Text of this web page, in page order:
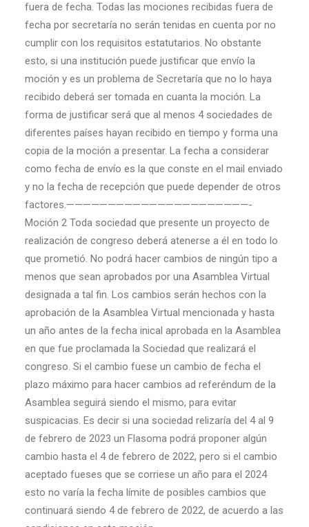
fuera de fecha. Todas las mociones recibidas fuera de
fecha por secretaría no serán tenidas en cuenta por no
cumplir con los requisitos estatutarios. No obstante
esto, si una institución puede justificar que envío la
moción y es un problema de Secretaría que no lo haya
recibido deberá ser tomada en cuanta la moción. La
forma de justificar será que al menos 4 sociedades de
diferentes países hayan recibido en tiempo y forma una
copia de la moción a presentar. La fecha a considerar
como fecha de envío es la que conste en el mail enviado
y no la fecha de recepción que puede depender de otros
factores.——————————————————————-
Moción 2 Toda sociedad que presente un proyecto de
realización de congreso deberá atenerse a él en todo lo
que prometió. No podrá hacer cambios de ningún tipo a
menos que sean aprobados por una Asamblea Virtual
designada a tal fin. Los cambios serán hechos con la
aprobación de la Asamblea Virtual mencionada y hasta
un año antes de la fecha inical aprobada en la Asamblea
en que fue proclamada la Sociedad que realizará el
congreso. Si el cambio fuese un cambio de fecha el
plazo máximo para hacer cambios ad referéndum de la
Asamblea seguirá siendo el mismo, para evitar
suspicacias. Es decir si una sociedad relizaría del 4 al 9
de febrero de 2023 un Flasoma podrá proponer algún
cambio hasta el 4 de febrero de 2022, pero si el cambio
aceptado fueses que se corriese un año para el 2024
esto no varía la fecha límite de posibles cambios que
continuará siendo 4 de febrero de 2022, de acuerdo a las